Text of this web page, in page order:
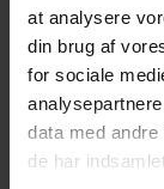
at analysere
din brug af
for sociale
data med
de har
Navn
Email